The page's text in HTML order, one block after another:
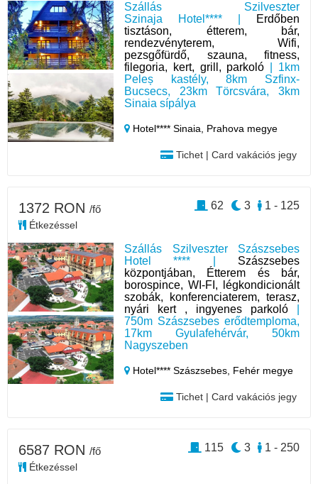
Szállás Szilveszter
Szinaja Hotel**** |
Erdőben
tisztáson, étterem, bár,
rendezvényterem, Wifi,
pezsgőfürdő, szauna, fitness,
filegoria, kert, grill, parkoló | 1km
Peleș kastély, 8km Szfinx-
Bucsecs, 23km Törcsvára, 3km
Sinaia sípálya
Hotel**** Sinaia, Prahova megye
Tichet | Card vakációs jegy
Szállás Szilveszter Szászsebes
Hotel **** | Szászsebes
központjában, Étterem és bár,
borospince, WI-FI, légkondicionált
szobák, konferenciaterem, terasz,
nyári kert , ingyenes parkoló
750m Szászsebes erődtemploma,
17km Gyulafehérvár, 50km
Nagyszeben
Hotel**** Szászsebes, Fehér megye
Tichet | Card vakációs jegy
1372 RON /fő
Étkezéssel
1 - 125
3
62
6587 RON /fő
Étkezéssel
1 - 250
3
115